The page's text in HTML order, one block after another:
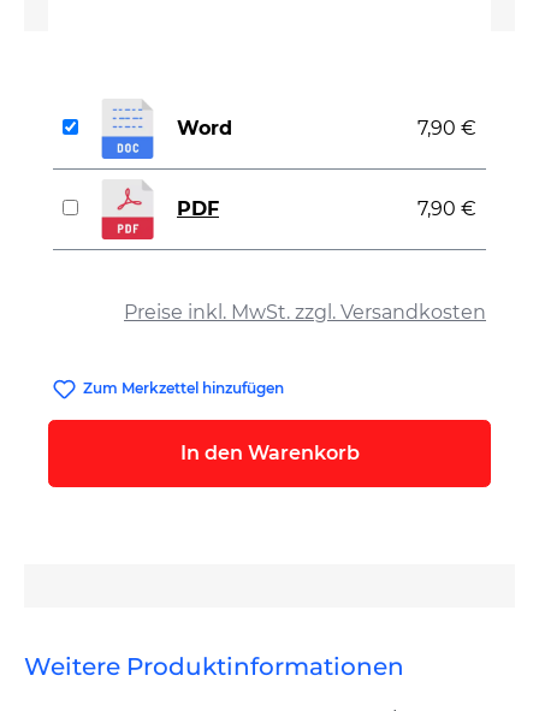
Preise inkl. MwSt. zzgl. Versandkosten
Word 7,90 €
PDF 7,90 €
Zum Merkzettel hinzufügen
In den Warenkorb
Weitere Produktinformationen